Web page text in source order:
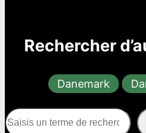
Rechercher
Danemark
S